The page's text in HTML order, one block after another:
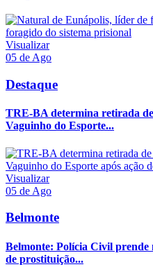
Visualizar
05 de Ago
Destaque
TRE-BA determina retirada
Vaguinho do Esporte...
Visualizar
05 de Ago
Belmonte
Belmonte: Polícia Civil prende
de prostituição...